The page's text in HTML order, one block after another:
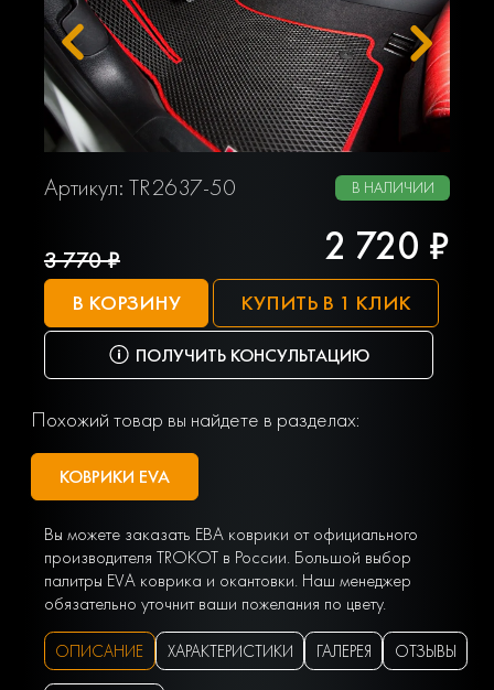
Артикул: TR2637-50 В НАЛИЧИИ
3 770 ₽ 2 720 ₽
В КОРЗИНУ КУПИТЬ В 1 КЛИК
ПОЛУЧИТЬ КОНСУЛЬТАЦИЮ
Похожий товар вы найдете в разделах:
КОВРИКИ EVA
Вы можете заказать ЕВА коврики от официального
производителя TROKOT в России. Большой выбор
палитры EVA коврика и окантовки. Наш менеджер
обязательно уточнит ваши пожелания по цвету.
ОПИСАНИЕ ХАРАКТЕРИСТИКИ ГАЛЕРЕЯ ОТЗЫВЫ